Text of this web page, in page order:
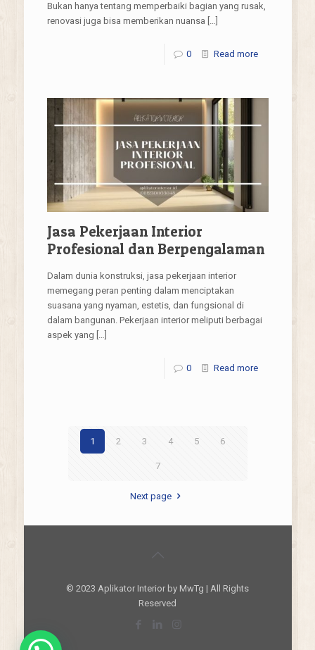
Bukan hanya tentang memperbaiki bagian yang rusak,
renovasi juga bisa memberikan nuansa […]
0 Read more
Jasa Pekerjaan Interior
Profesional dan Berpengalaman
Dalam dunia konstruksi, jasa pekerjaan interior
memegang peran penting dalam menciptakan
suasana yang nyaman, estetis, dan fungsional di
dalam bangunan. Pekerjaan interior meliputi berbagai
aspek yang […]
0 Read more
1 2 3 4 5 6
7
Next page
© 2023 Aplikator Interior by MwTg | All Rights
Reserved